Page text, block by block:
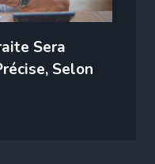
Sera
Selon